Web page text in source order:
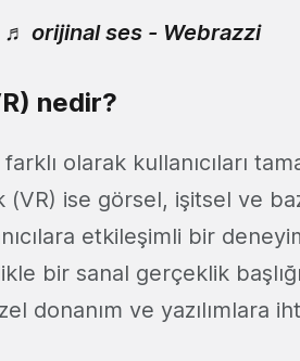
♬ orijinal ses - Webrazzi
nedir?
olarak kullanıcıları
(VR) ise görsel, işitsel ve
etkileşimli bir
bir sanal gerçeklik
donanım ve yazılımlara